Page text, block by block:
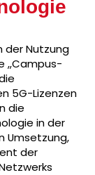
der Nutzung
„Campus-
5G-Lizenzen
die
in der
Umsetzung,
der